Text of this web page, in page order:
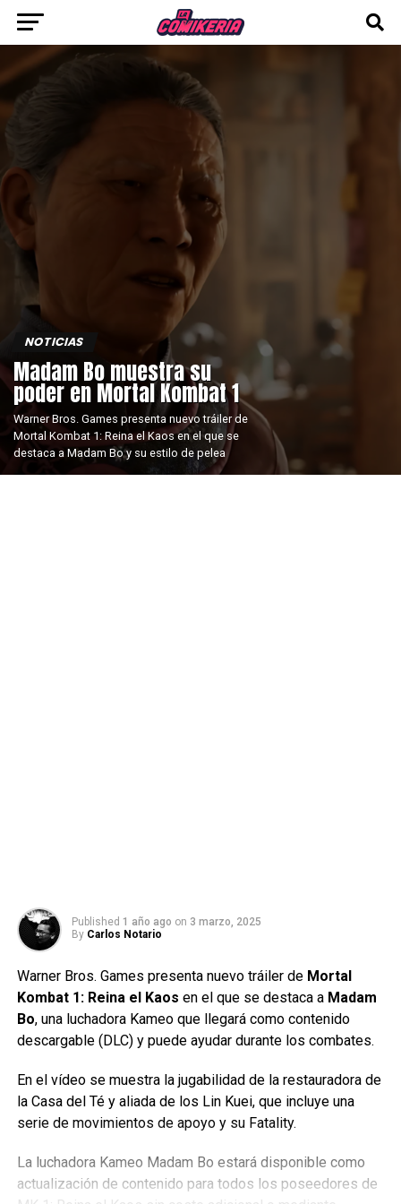
NOTICIAS
Madam Bo muestra su
poder en Mortal Kombat 1
Warner Bros. Games presenta nuevo tráiler de
Mortal Kombat 1: Reina el Kaos en el que se
destaca a Madam Bo y su estilo de pelea
Published 1 año ago on 3 marzo, 2025
By Carlos Notario
Warner Bros. Games presenta nuevo tráiler deMortal
Kombat 1: Reina el Kaos en el que se destaca a Madam
Bo, una luchadora Kameo que llegará como contenido
descargable (DLC) y puede ayudar durante los combates.
En el vídeo se muestra la jugabilidad de la restauradora de
la Casa del Té y aliada de los Lin Kuei, que incluye una
serie de movimientos de apoyo y su Fatality.
La luchadora Kameo Madam Bo estará disponible como
actualización de contenido para todos los poseedores de